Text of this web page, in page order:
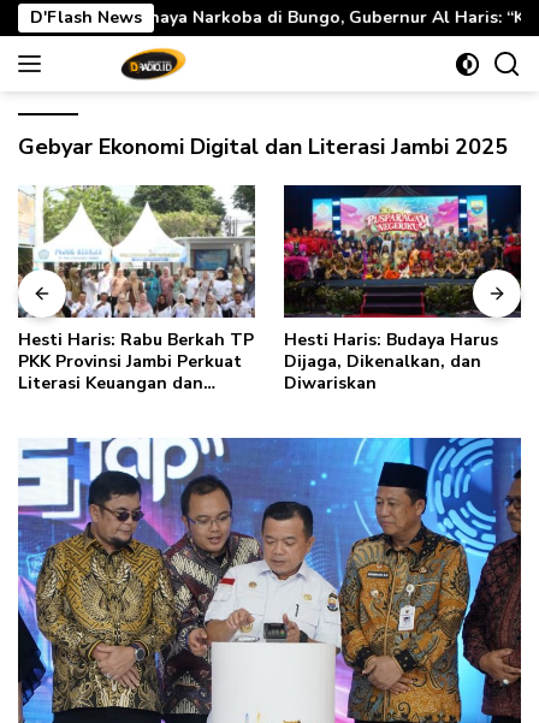
Langsung
ke
konten
D'Flash News
di Bungo, Gubernur Al Haris: “Kalau anak-anakku bisa
Gebyar Ekonomi Digital dan Literasi Jambi 2025
Hesti Haris: Rabu Berkah TP
PKK Provinsi Jambi Perkuat
Literasi Keuangan dan
Hesti Haris: Budaya Harus
Dijaga, Dikenalkan, dan
Diwariskan